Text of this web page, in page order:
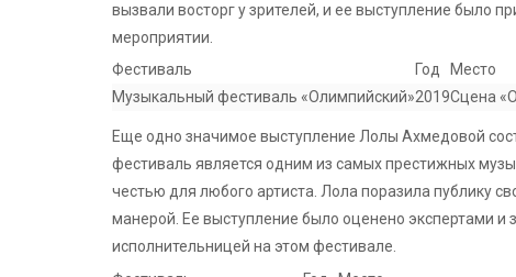
вызвали восторг у зрителей, и ее выступление было
мероприятии.
Фестиваль
Год
Место
Музыкальный фестиваль «Олимпийский»2019Сцена
Еще одно значимое выступление Лолы Ахмедовой
фестиваль является одним из самых престижных
честью для любого артиста. Лола поразила публику
манерой. Ее выступление было оценено экспертами и
исполнительницей на этом фестивале.